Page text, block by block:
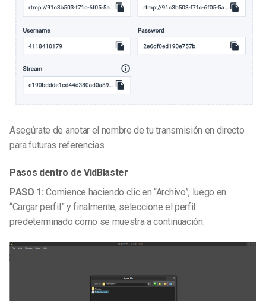
Asegúrate de anotar el nombre de tu transmisión en directo
para futuras referencias.
Pasos dentro de VidBlaster
PASO 1: Comience haciendo clic en “Archivo”, luego en
“Cargar perfil” y finalmente, seleccione el perfil
predeterminado como se muestra a continuación: